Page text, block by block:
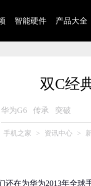
智能硬件 产品大全
双C经
华为G6 传承 突破
手机之家 > 资讯中心 >
在为华为2013年全球